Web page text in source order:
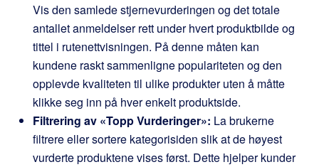
Vis den samlede stjernevurderingen og det totale
antallet anmeldelser rett under hvert produktbilde og
tittel i rutenettvisningen. På denne måten kan
kundene raskt sammenligne populariteten og den
opplevde kvaliteten til ulike produkter uten å måtte
klikke seg inn på hver enkelt produktside.
Filtrering av «Topp Vurderinger»: La brukerne
filtrere eller sortere kategorisiden slik at de høyest
vurderte produktene vises først. Dette hjelper kunder